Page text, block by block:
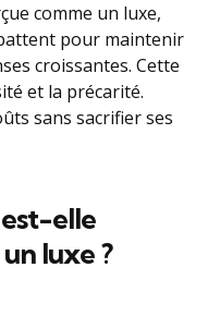
comme un luxe,
pour maintenir
croissantes. Cette
et la précarité.
sans sacrifier ses
elle
luxe ?